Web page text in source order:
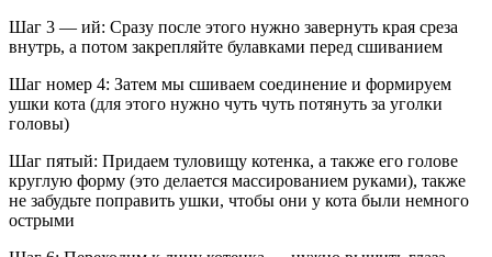
Шаг 3 — ий: Сразу после этого нужно завернуть края среза
внутрь, а потом закрепляйте булавками перед сшиванием
Шаг номер 4: Затем мы сшиваем соединение и формируем
ушки кота (для этого нужно чуть чуть потянуть за уголки
головы)
Шаг пятый: Придаем туловищу котенка, а также его голове
круглую форму (это делается массированием руками), также
не забудьте поправить ушки, чтобы они у кота были немного
острыми